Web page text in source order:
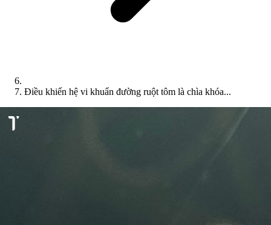
Điều khiển hệ vi khuẩn đường ruột tôm là chìa khóa...